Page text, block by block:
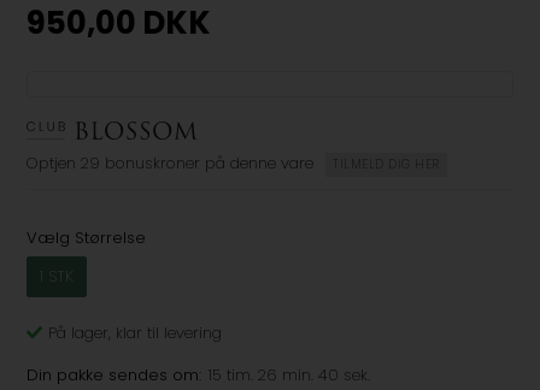
950,00 DKK
Optjen 29 bonuskroner på denne vare TILMELD DIG HER
Vælg Størrelse
1 STK
På lager, klar til levering
Din pakke sendes om: 15 tim. 26 min. 39 sek.